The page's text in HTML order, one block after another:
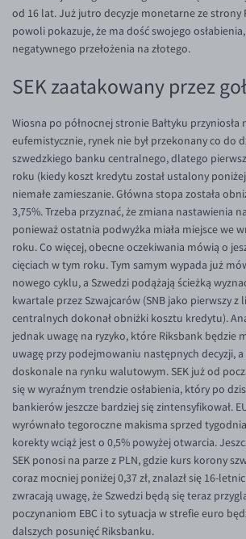
Inne pary walutowe
AUD/PLN
CAD/PLN
CNY/PLN
HKD/PLN
HUF/PLN
ILS/PLN
JPY/PLN
NZD/PLN
RON/PLN
SGD/PLN
TRY/PLN
ZAR/PLN
EUR/USD
EUR/GBP
EUR/CHF
EUR/CZK
EUR/DKK
EUR/NOK
Aplikacja mobilna
Bezpieczeństwo
Pomoc
FAQ
Konto i opłaty
Wymiana walut
Banki i przelewy
Przelewy zagraniczne
Słowniczek
Poradnik
KONTAKT
Dla mediów
od 16 lat. Już jutro decyzje monetarne ze strony
powoli pokazuje, że ma dość swojego
negatywnego przełożenia na złotego.
SEK zaatakowany przez
Wiosna po północnej stronie Bałtyku przyniosła
eufemistycznie, rynek nie był przekonany co do
szwedzkiego banku centralnego, dlatego
roku (kiedy koszt kredytu został ustalony poniżej
niemałe zamieszanie. Główna stopa została
3,75%. Trzeba przyznać, że zmiana nastawienia
ponieważ ostatnia podwyżka miała miejsce we
roku. Co więcej, obecne oczekiwania mówią o
cięciach w tym roku. Tym samym wypada już
nowego cyklu, a Szwedzi podążają ścieżką
kwartale przez Szwajcarów (SNB jako pierwszy z
centralnych dokonał obniżki kosztu kredytu).
jednak uwagę na ryzyko, które Riksbank będzie
uwagę przy podejmowaniu następnych decyzji, a
doskonale na rynku walutowym. SEK już od
się w wyraźnym trendzie osłabienia, który po
bankierów jeszcze bardziej się zintensyfikował.
wyrównało tegoroczne makisma sprzed
korekty wciąż jest o 0,5% powyżej otwarcia.
SEK ponosi na parze z PLN, gdzie kurs korony
coraz mocniej poniżej 0,37 zł, znalazł się 16-
zwracają uwagę, że Szwedzi będą się teraz
poczynaniom EBC i to sytuacja w strefie euro
dalszych posunięć Riksbanku.